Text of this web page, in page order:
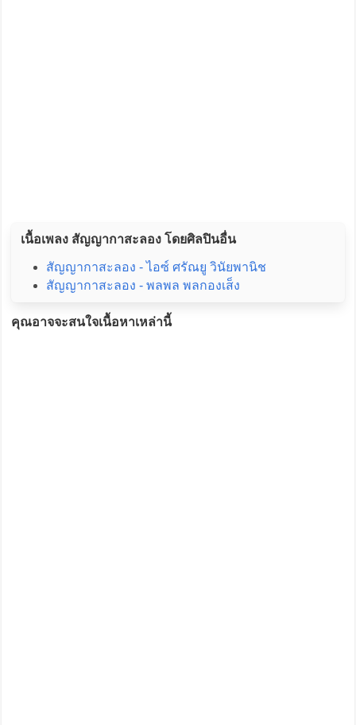
เนื้อเพลง สัญญากาสะลอง โดยศิลปินอื่น
สัญญากาสะลอง - ไอซ์ ศรัณยู วินัยพานิช
สัญญากาสะลอง - พลพล พลกองเส็ง
คุณอาจจะสนใจเนื้อหาเหล่านี้